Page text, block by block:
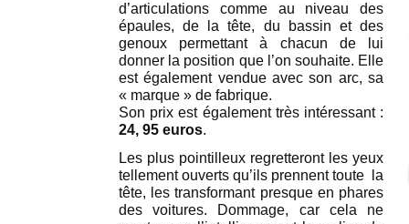
d’articulations comme au niveau des
épaules, de la tête, du bassin et des
genoux permettant à chacun de lui
donner la position que l’on souhaite. Elle
est également vendue avec son arc, sa
« marque » de fabrique.
Son prix est également très intéressant :
24, 95 euros.
Les plus pointilleux regretteront les yeux
tellement ouverts qu’ils prennent toute la
tête, les transformant presque en phares
des voitures. Dommage, car cela ne